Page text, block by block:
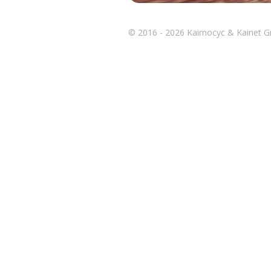
© 2016 - 2026 Kaimocyc & Kainet